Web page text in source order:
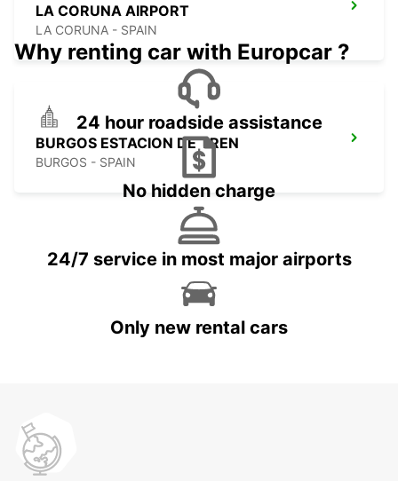
LA CORUNA AIRPORT
LA CORUNA - SPAIN
BURGOS ESTACION DE TREN
BURGOS - SPAIN
Why renting car with Europcar ?
24 hour roadside assistance
No hidden charge
24/7 service in most major airports
Only new rental cars